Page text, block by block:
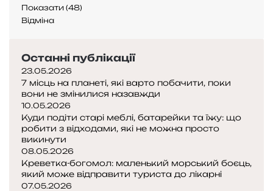
и
п
ч
а
с
м
а
н
д
р
і
в
о
и
р
и
я
в
,
о
л
о
г
і
я
т
а
Показати (48)
Відміна
Останні публікації
23.05.2026
7 місць на планеті, які варто побачити, поки
вони не змінилися назавжди
10.05.2026
Куди подіти старі меблі, батарейки та їжу: що
робити з відходами, які не можна просто
викинути
08.05.2026
Креветка-богомол: маленький морський боєць,
який може відправити туриста до лікарні
07.05.2026